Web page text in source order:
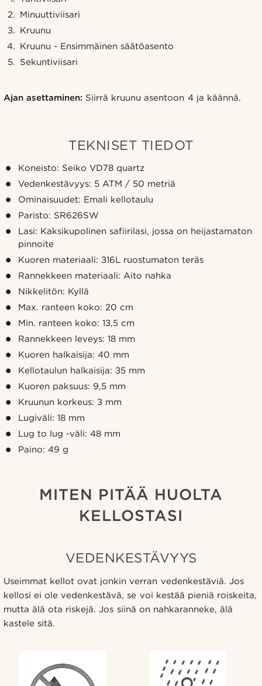
Minuuttiviisari
Kruunu
Kruunu - Ensimmäinen säätöasento
Sekuntiviisari
Ajan asettaminen: Siirrä kruunu asentoon 4 ja käännä.
TEKNISET TIEDOT
Koneisto: Seiko VD78 quartz
Vedenkestävyys: 5 ATM / 50 metriä
Ominaisuudet: Emali kellotaulu
Paristo: SR626SW
Lasi: Kaksikupolinen safiirilasi, jossa on heijastamaton
pinnoite
Kuoren materiaali: 316L ruostumaton teräs
Rannekkeen materiaali: Aito nahka
Nikkelitön: Kyllä
Max. ranteen koko: 20 cm
Min. ranteen koko: 13,5 cm
Rannekkeen leveys: 18 mm
Kuoren halkaisija: 40 mm
Kellotaulun halkaisija: 35 mm
Kuoren paksuus: 9,5 mm
Kruunun korkeus: 3 mm
Lugiväli: 18 mm
Lug to lug -väli: 48 mm
Paino: 49 g
MITEN PITÄÄ HUOLTA
KELLOSTASI
VEDENKESTÄVYYS
Useimmat kellot ovat jonkin verran vedenkestäviä. Jos
kellosi ei ole vedenkestävä, se voi kestää pieniä roiskeita,
mutta älä ota riskejä. Jos siinä on nahkaranneke, älä
kastele sitä.